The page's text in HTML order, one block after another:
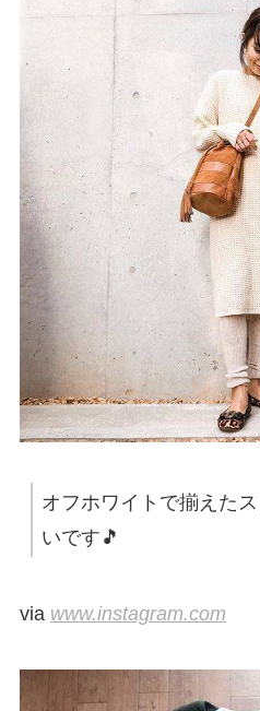
オフホワイトで揃えた
いです🎵
via www.instagram.com